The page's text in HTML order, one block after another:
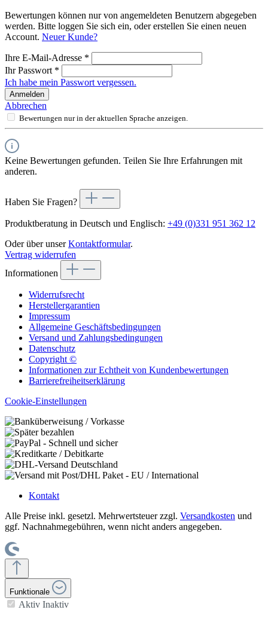
Bewertungen können nur von angemeldeten Benutzern abgegeben
werden. Bitte loggen Sie sich ein, oder erstellen Sie einen neuen
Account. Neuer Kunde?
Ihre E-Mail-Adresse *
Ihr Passwort *
Ich habe mein Passwort vergessen.
Anmelden
Abbrechen
Bewertungen nur in der aktuellen Sprache anzeigen.
Keine Bewertungen gefunden. Teilen Sie Ihre Erfahrungen mit
anderen.
Haben Sie Fragen?
Produktberatung in Deutsch und Englisch: +49 (0)331 951 362 12
Oder über unserKontaktformular.
Vertrag widerrufen
Informationen
Widerrufsrecht
Herstellergarantien
Impressum
Allgemeine Geschäftsbedingungen
Versand und Zahlungsbedingungen
Datenschutz
Copyright ©
Informationen zur Echtheit von Kundenbewertungen
Barrierefreiheitserklärung
Cookie-Einstellungen
Kontakt
Alle Preise inkl. gesetzl. Mehrwertsteuer zzgl. Versandkosten und
ggf. Nachnahmegebühren, wenn nicht anders angegeben.
Funktionale
Aktiv Inaktiv